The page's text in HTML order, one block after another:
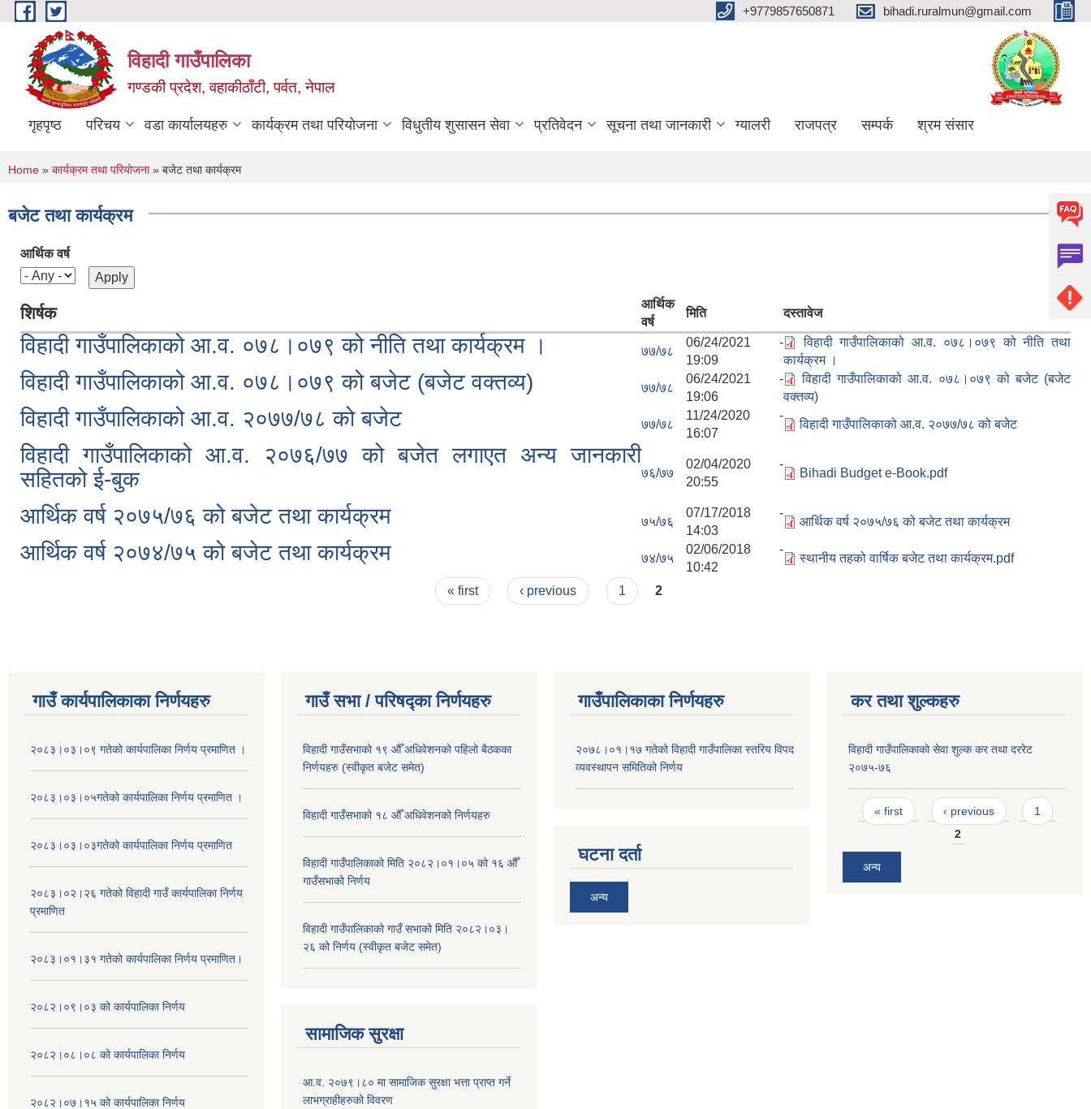
Skip to main content +9779857650871 bihadi.ruralmun@gmail.com
विहादी गाउँपालिका
गण्डकी प्रदेश, वहाकीठाँटी, पर्वत, नेपाल
गृहपृष्ठ परिचय वडा कार्यालयहरु कार्यक्रम तथा परियोजना विधुतीय शुसासन सेवा प्रतिवेदन सूचना तथा जानकारी ग्यालरी राजपत्र सम्पर्क श्रम संसार
You are here
Home » कार्यक्रम तथा परियोजना» बजेट तथा कार्यक्रम
बजेट तथा कार्यक्रम
आर्थिक वर्ष
शिर्षक
आर्थिक
वर्ष
मिति दस्तावेज
विहादी गाउँपालिकाको आ.व. ०७८।०७९ को नीति तथा कार्यक्रम । ७७/७८
06/24/2021 -
19:09
विहादी गाउँपालिकाको आ.व. ०७८।०७९ को नीति तथा
कार्यक्रम ।
विहादी गाउँपालिकाको आ.व. ०७८।०७९ को बजेट (बजेट वक्तव्य) ७७/७८
06/24/2021 -
19:06
विहादी गाउँपालिकाको आ.व. ०७८।०७९ को बजेट (बजेट
वक्तव्य)
विहादी गाउँपालिकाको आ.व. २०७७/७८ को बजेट ७७/७८
11/24/2020 -
16:07
विहादी गाउँपालिकाको आ.व. २०७७/७८ को बजेट
विहादी गाउँपालिकाको आ.व. २०७६/७७ को बजेत लगाएत अन्य जानकारी
सहितको ई-बुक
७६/७७
02/04/2020 -
20:55
Bihadi Budget e-Book.pdf
आर्थिक वर्ष २०७५/७६ को बजेट तथा कार्यक्रम ७५/७६
07/17/2018 -
14:03
आर्थिक वर्ष २०७५/७६ को बजेट तथा कार्यक्रम
आर्थिक वर्ष २०७४/७५ को बजेट तथा कार्यक्रम ७४/७५
02/06/2018 -
10:42
स्थानीय तहको वार्षिक बजेट तथा कार्यक्रम.pdf
« first ‹ previous 1 2
गाउँ कार्यपालिकाका निर्णयहरु
२०८३।०३।०९ गतेको कार्यपालिका निर्णय प्रमाणित ।
२०८३।०३।०५गतेको कार्यपालिका निर्णय प्रमाणित ।
२०८३।०३।०३गतेको कार्यपालिका निर्णय प्रमाणित
२०८३।०२।२६ गतेको विहादी गाउँ कार्यपालिका निर्णय
प्रमाणित
२०८३।०१।३१ गतेको कार्यपालिका निर्णय प्रमाणित।
२०८२।०९।०३ को कार्यपालिका निर्णय
२०८२।०८।०८ को कार्यपालिका निर्णय
२०८२।०७।१५ को कार्यपालिका निर्णय
गाउँ सभा / परिषद्का निर्णयहरु
विहादी गाउँसभाको १९ औँ अधिवेशनको पहिलो बैठकका
निर्णयहरु (स्वीकृत बजेट समेत)
विहादी गाउँसभाको १८ औँ अधिवेशनको निर्णयहरु
विहादी गाउँपालिकाको मिति २०८२।०१।०५ को १६ औँ
गाउँसभाको निर्णय
विहादी गाउँपालिकाको गाउँ सभाको मिति २०८२।०३।
२६ को निर्णय (स्वीकृत बजेट समेत)
सामाजिक सुरक्षा
आ.व. २०७९।८० मा सामाजिक सुरक्षा भत्ता प्राप्त गर्ने
लाभग्राहीहरुको विवरण
गाउँपालिकाका निर्णयहरु
२०७८।०१।१७ गतेको विहादी गाउँपालिका स्तरिय विपद
व्यवस्थापन समितिको निर्णय
घटना दर्ता
अन्य
कर तथा शुल्कहरु
विहादी गाउँपालिकाको सेवा शुल्क कर तथा दररेट
२०७५-७६
Pages
« first ‹ previous
1
2
अन्य